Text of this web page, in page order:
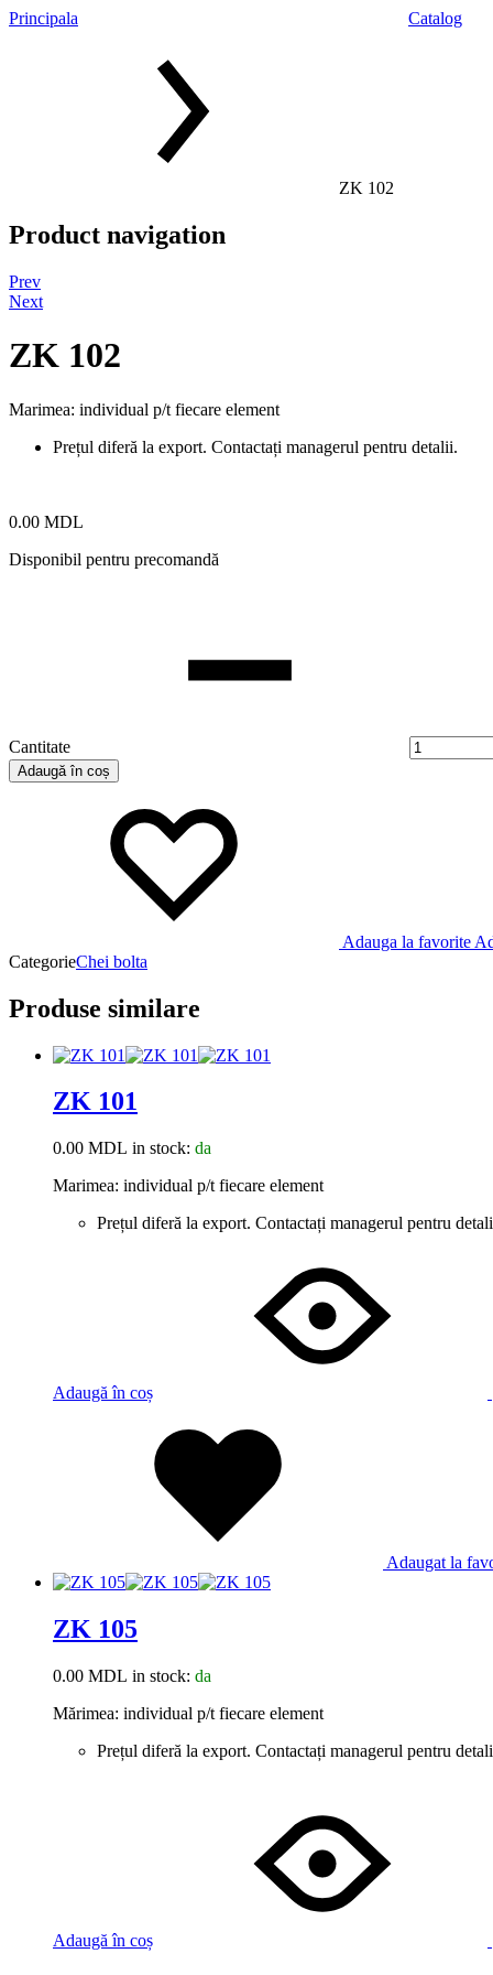
Principala Catalog
ZK 102
Product navigation
Prev
Next
ZK 102
Marimea: individual p/t fiecare element
Prețul diferă la export. Contactați managerul pentru detalii.
0.00 MDL
Disponibil pentru precomandă
Cantitate
Adaugă în coș
Adauga la favorite
CategorieChei bolta
Produse similare
ZK 101
0.00 MDL in stock: da
Marimea: individual p/t fiecare element
Prețul diferă la export. Contactați managerul pentru
Adaugă în coș
Adaugat la
ZK 105
0.00 MDL in stock: da
Mărimea: individual p/t fiecare element
Prețul diferă la export. Contactați managerul pentru
Adaugă în coș